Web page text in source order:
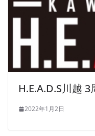
H.E.A.D.S川越
2022年1月2日